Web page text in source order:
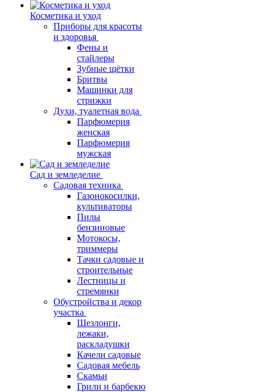
Косметика и уход
Приборы для красоты
и здоровья
Фены и
стайлеры
Зубные щётки
Бритвы
Машинки для
стрижки
Духи, туалетная вода
Парфюмерия
женская
Парфюмерия
мужская
Сад и земледелие
Садовая техника
Газонокосилки,
культиваторы
Пилы
бензиновые
Мотокосы,
триммеры
Тачки садовые и
строительные
Лестницы и
стремянки
Обустройства и декор
участка
Шезлонги,
лежаки,
раскладушки
Качели садовые
Садовая мебель
Скамьи
Грили и барбекю